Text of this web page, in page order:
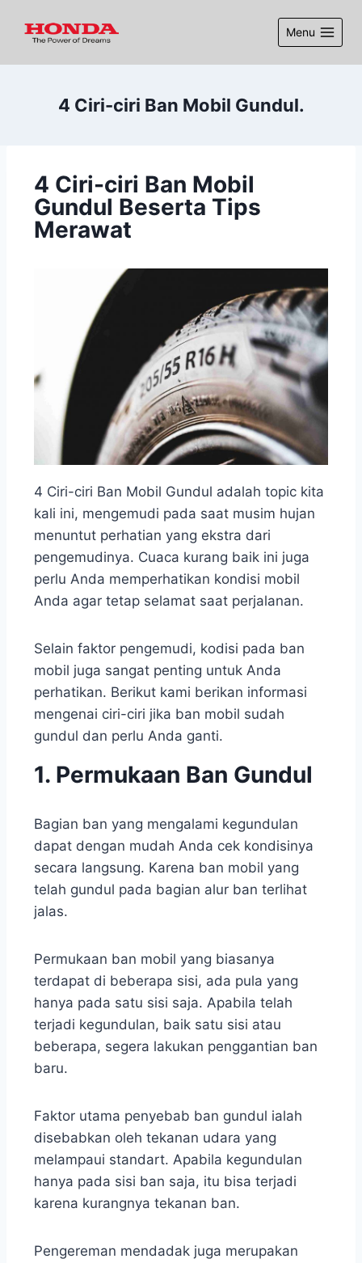
Menu
4 Ciri-ciri Ban Mobil Gundul.
4 Ciri-ciri Ban Mobil
Gundul Beserta Tips
Merawat
4 Ciri-ciri Ban Mobil Gundul adalah topic kita
kali ini, mengemudi pada saat musim hujan
menuntut perhatian yang ekstra dari
pengemudinya. Cuaca kurang baik ini juga
perlu Anda memperhatikan kondisi mobil
Anda agar tetap selamat saat perjalanan.
Selain faktor pengemudi, kodisi pada ban
mobil juga sangat penting untuk Anda
perhatikan. Berikut kami berikan informasi
mengenai ciri-ciri jika ban mobil sudah
gundul dan perlu Anda ganti.
1. Permukaan Ban Gundul
Bagian ban yang mengalami kegundulan
dapat dengan mudah Anda cek kondisinya
secara langsung. Karena ban mobil yang
telah gundul pada bagian alur ban terlihat
jalas.
Permukaan ban mobil yang biasanya
terdapat di beberapa sisi, ada pula yang
hanya pada satu sisi saja. Apabila telah
terjadi kegundulan, baik satu sisi atau
beberapa, segera lakukan penggantian ban
baru.
Faktor utama penyebab ban gundul ialah
disebabkan oleh tekanan udara yang
melampaui standart. Apabila kegundulan
hanya pada sisi ban saja, itu bisa terjadi
karena kurangnya tekanan ban.
Pengereman mendadak juga merupakan